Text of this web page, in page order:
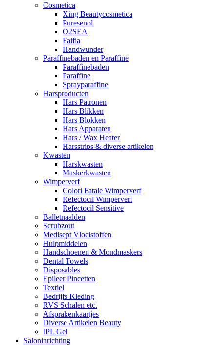
Cosmetica
Xing Beautycosmetica
Puresenol
O2SEA
Faifia
Handwunder
Paraffinebaden en Paraffine
Paraffinebaden
Paraffine
Sprayparaffine
Harsproducten
Hars Patronen
Hars Blikken
Hars Blokken
Hars Apparaten
Hars / Wax Heater
Harsstrips & diverse artikelen
Kwasten
Harskwasten
Maskerkwasten
Wimperverf
Colori Fatale Wimperverf
Refectocil Wimperverf
Refectocil Sensitive
Balletnaalden
Scrubzout
Medisept Vloeistoffen
Hulpmiddelen
Handschoenen & Mondmaskers
Dental Towels
Disposables
Epileer Pincetten
Textiel
Bedrijfs Kleding
RVS Schalen etc.
Afsprakenkaartjes
Diverse Artikelen Beauty
IPL Gel
Saloninrichting